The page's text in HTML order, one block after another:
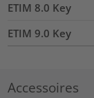
ETIM 8.0 Key
ETIM 9.0 Key
Accessoires